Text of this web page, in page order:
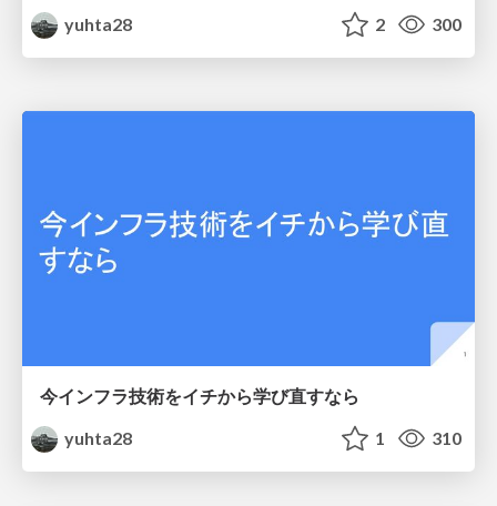
yuhta28
2 300
今インフラ技術をイチから学び直すなら
yuhta28
1 310